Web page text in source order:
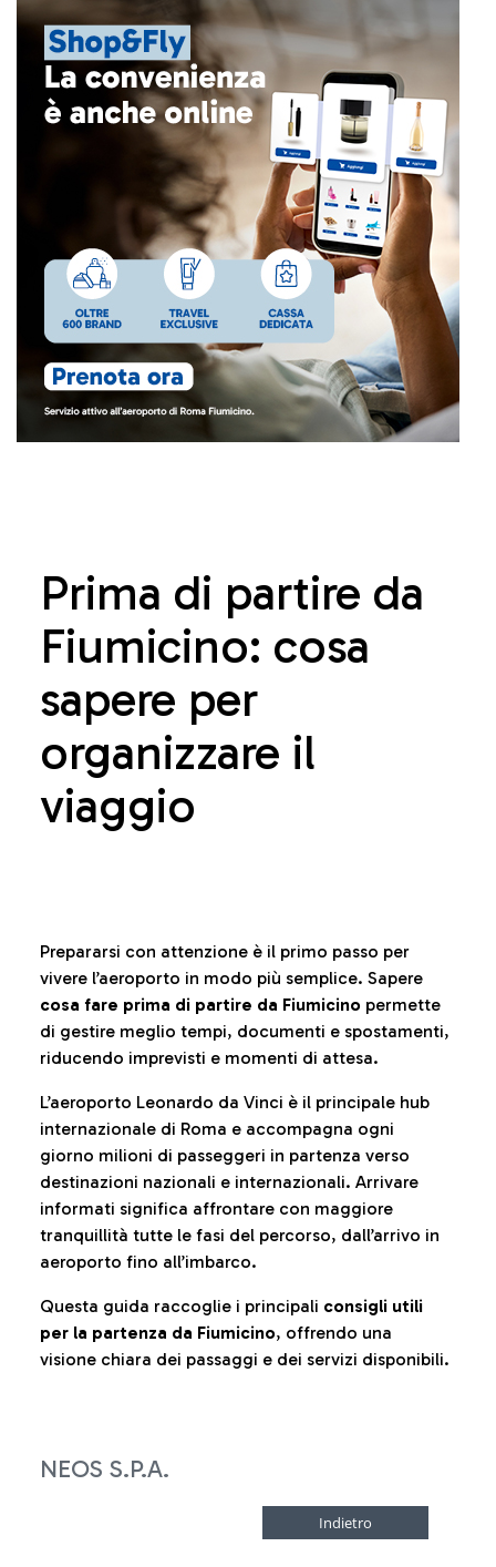
Prima di partire da
Fiumicino: cosa
sapere per
organizzare il
viaggio
Prepararsi con attenzione è il primo passo per
vivere l’aeroporto in modo più semplice. Sapere
cosa fare prima di partire da Fiumicino permette
di gestire meglio tempi, documenti e spostamenti,
riducendo imprevisti e momenti di attesa.
L’aeroporto Leonardo da Vinci è il principale hub
internazionale di Roma e accompagna ogni
giorno milioni di passeggeri in partenza verso
destinazioni nazionali e internazionali. Arrivare
informati significa affrontare con maggiore
tranquillità tutte le fasi del percorso, dall’arrivo in
aeroporto fino all’imbarco.
Questa guida raccoglie i principali consigli utili
per la partenza da Fiumicino, offrendo una
visione chiara dei passaggi e dei servizi disponibili.
NEOS S.P.A.